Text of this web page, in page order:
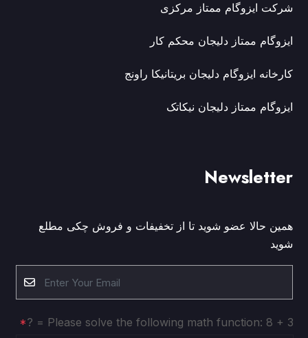
شرکت ایزوگام ممتاز مرکزی
ایزوگام ممتاز دلیجان محکم کار
کارخانه ایزوگام دلیجان بریتانیکا راونج
ایزوگام ممتاز دلیجان نیکاتک
Newsletter
همین حالا عضو شوید تا از تخفیفات و فروش چکی مطلع
شوید
Please solve the following math function: 8 + 3 = ?